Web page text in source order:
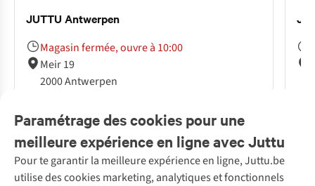
JUTTU Antwerpen
Magasin fermée, ouvre à 10:00
Meir 19
2000 Antwerpen
Paramétrage des cookies pour une
meilleure expérience en ligne avec Juttu
Pour te garantir la meilleure expérience en ligne, Juttu.be
utilise des cookies marketing, analytiques et fonctionnels
Service client